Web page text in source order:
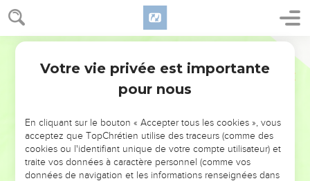
NE MANQUEZ PAS L’ÉVÉNEMENT
DE L’ANNÉE !
ET SI LEURS ERREURS POUVAIENT VOUS ÉVITER LES
VOTRES ?
Votre vie privée est importante
pour nous
En cliquant sur le bouton « Accepter tous les cookies », vous
acceptez que TopChrétien utilise des traceurs (comme des
cookies ou l'identifiant unique de votre compte utilisateur) et
traite vos données à caractère personnel (comme vos
données de navigation et les informations renseignées dans